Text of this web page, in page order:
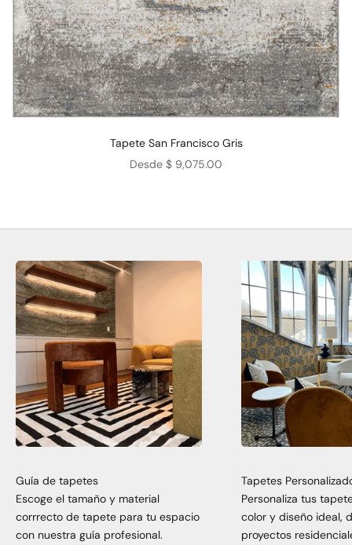
Tapete San Francisco Gris
Precio de oferta
Desde $ 9,075.00
Guía de tapetes
Escoge el tamaño y material
corrrecto de tapete para tu espacio
con nuestra guía profesional.
Tapetes
Personaliza tus
color y diseño ideal,
proyectos